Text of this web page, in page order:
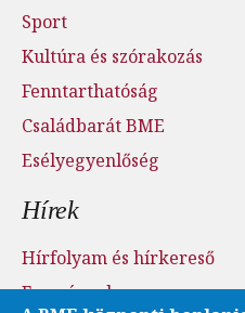
Sport
Kultúra és szórakozás
Fenntarthatóság
Családbarát BME
Esélyegyenlőség
Hírek
Hírfolyam és hírkereső
Események